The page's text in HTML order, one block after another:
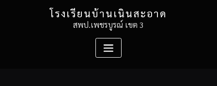
โรงเรียนบ้านเนินสะอาด
สพป.เพชรบูรณ์ เขต 3